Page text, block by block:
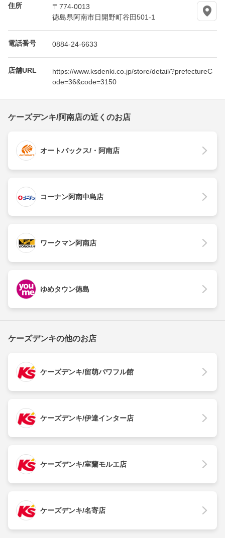
住所
〒774-0013
徳島県阿南市日開野町谷田501-1
電話番号 0884-24-6633
店舗URL
https://www.ksdenki.co.jp/store/detail/?prefectureC
ode=36&code=3150
ケーズデンキ/阿南店の近くのお店
オートバックス/・阿南店
コーナン阿南中島店
ワークマン阿南店
ゆめタウン徳島
ケーズデンキの他のお店
ケーズデンキ/留萌パワフル館
ケーズデンキ/伊達インター店
ケーズデンキ/室蘭モルエ店
ケーズデンキ/名寄店